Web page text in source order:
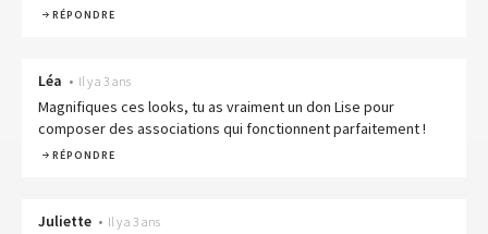
RÉPONDRE
Léa • Il y a 3 ans
Magnifiques ces looks, tu as vraiment un don Lise pour
composer des associations qui fonctionnent parfaitement !
RÉPONDRE
Juliette • Il y a 3 ans